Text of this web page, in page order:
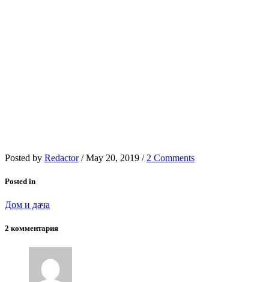
Posted by Redactor / May 20, 2019 / 2 Comments
Posted in
Дом и дача
2 комментария